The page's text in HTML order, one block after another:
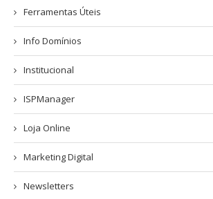
Ferramentas Úteis
Info Domínios
Institucional
ISPManager
Loja Online
Marketing Digital
Newsletters